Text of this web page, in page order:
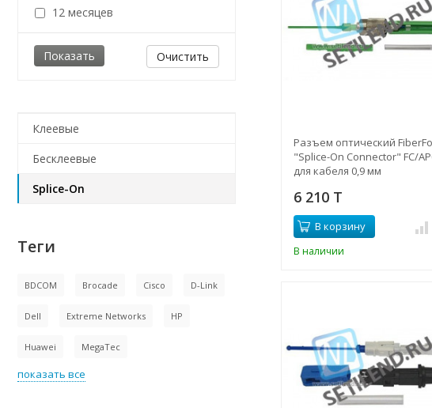
Разъем оптический
"Splice-On Connector" FC/
для кабеля 0,9 мм
6 210 T
В корзину
В наличии
12 месяцев
Очистить
Клеевые
Бесклеевые
Splice-On
Теги
BDCOM Brocade Cisco D-Link
Dell Extreme Networks HP
Huawei MegaTec
показать все